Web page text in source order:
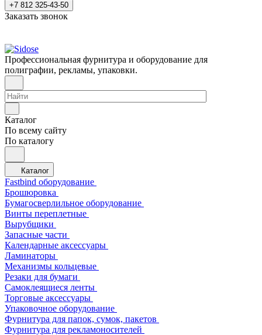
+7 812 325-43-50
Заказать звонок
Профессиональная фурнитура и оборудование для
полиграфии, рекламы, упаковки.
Каталог
По всему сайту
По каталогу
Каталог
Fastbind оборудование
Брошюровка
Бумагосверлильное оборудование
Винты переплетные
Вырубщики
Запасные части
Календарные аксессуары
Ламинаторы
Механизмы кольцевые
Резаки для бумаги
Самоклеящиеся ленты
Торговые аксессуары
Упаковочное оборудование
Фурнитура для папок, сумок, пакетов
Фурнитура для рекламоносителей